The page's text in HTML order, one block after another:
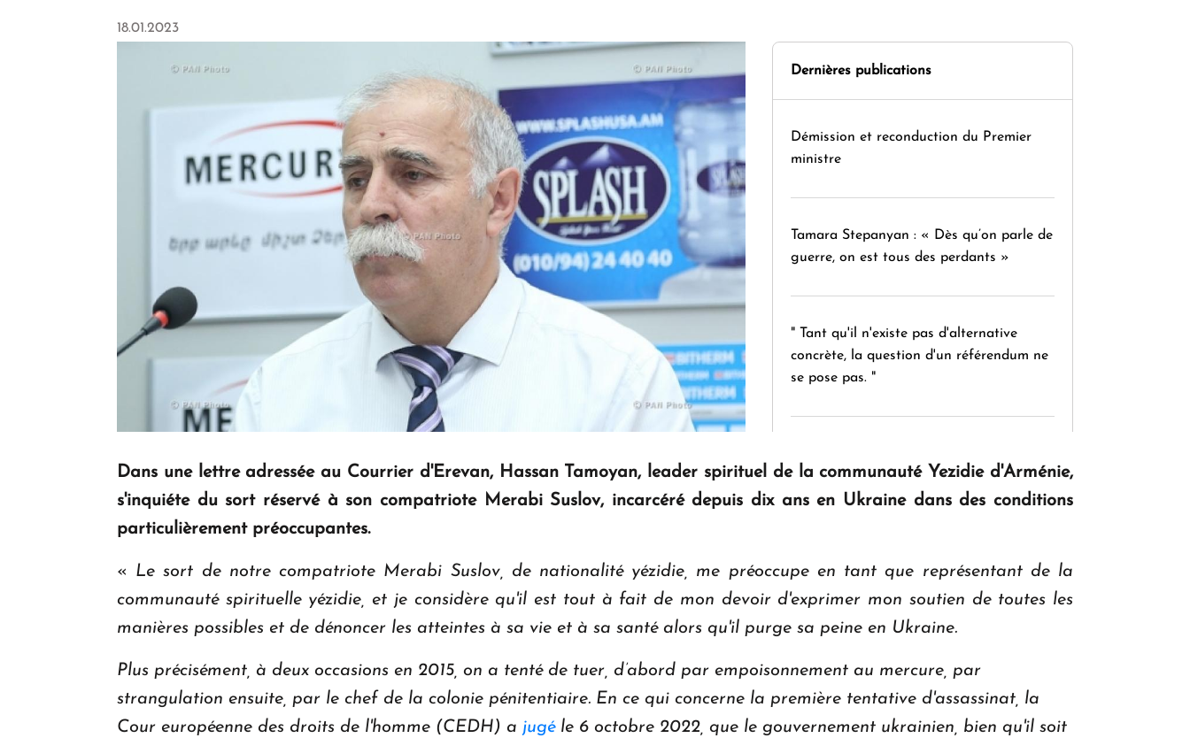
18.01.2023
Dernières publications
Démission et reconduction du Premier
ministre
Tamara Stepanyan : « Dès qu’on parle de
guerre, on est tous des perdants »
" Tant qu'il n'existe pas d'alternative
concrète, la question d'un référendum ne
se pose pas. "
d'avenir en Arménie
d'Arménie ouvrira ses portes à Dilijan
Dans une lettre adressée au Courrier d'Erevan, Hassan Tamoyan, leader spirituel de la communauté Yezidie d'Arménie,
s'inquiéte du sort réservé à son compatriote Merabi Suslov, incarcéré depuis dix ans en Ukraine dans des conditions
particulièrement préoccupantes.
« Le sort de notre compatriote Merabi Suslov, de nationalité yézidie, me préoccupe en tant que représentant de la
communauté spirituelle yézidie, et je considère qu'il est tout à fait de mon devoir d'exprimer mon soutien de toutes les
manières possibles et de dénoncer les atteintes à sa vie et à sa santé alors qu'il purge sa peine en Ukraine.
Plus précisément, à deux occasions en 2015, on a tenté de tuer, d’abord par empoisonnement au mercure, par
strangulation ensuite, par le chef de la colonie pénitentiaire. En ce qui concerne la première tentative d'assassinat, la
Cour européenne des droits de l'homme (CEDH) a jugéle 6 octobre 2022, que le gouvernement ukrainien, bien qu'il soit